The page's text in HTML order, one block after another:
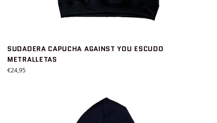
SUDADERA CAPUCHA AGAINST YOU ESCUDO
METRALLETAS
Precio
€24,95